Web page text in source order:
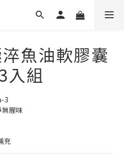
淬魚油軟膠囊
入組
3
無腥味
充